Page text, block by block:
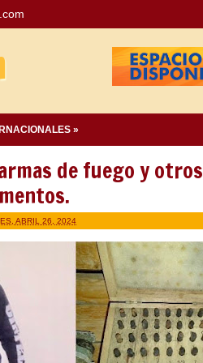
»
de fuego y otros
ABRIL 26, 2024